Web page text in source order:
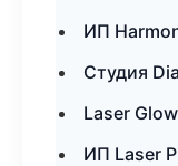
ИП
Студия
Laser
ИП Laser